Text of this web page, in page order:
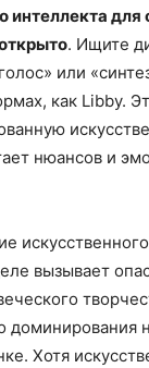
интеллекта для
. Ищите
или
как Libby.
нюансов и
вызывает
доминирования
Хотя